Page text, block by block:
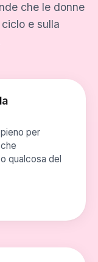
che le donne
e sulla
per
qualcosa del